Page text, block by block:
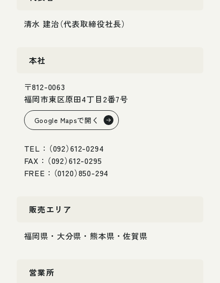
清水 建治（代表取締役社長）
本社
〒812-0063
福岡市東区原田4丁目2番7号
Google Mapsで開 く
TEL ：（092）
612-0294
FAX ：（092）
612-0295
FREE ：（0120）
850-294
販売エ リ ア
福岡県 ・ 大分県 ・熊本県 ・佐賀県
営業所